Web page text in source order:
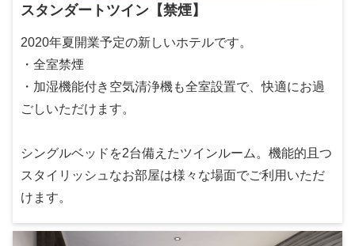
スタンダートツイン【禁煙】
2020年夏開業予定の新しいホテルです。
・全室禁煙
・加湿機能付き空気清浄機も全室設置で、快適にお過
ごしいただけます。
シングルベッドを2台備えたツインルーム。機能的且つ
スタイリッシュなお部屋は様々な場面でご利用いただ
けます。